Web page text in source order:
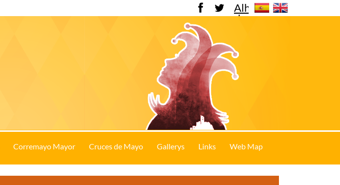
Alhama
de
Corremayo Mayor Cruces de Mayo Gallerys Links Web Map